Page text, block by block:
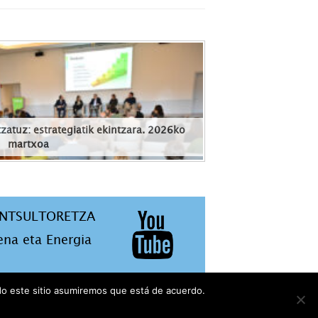
estrategiatik ekintzara. 2026ko
martxoa
eta Energia
este sitio asumiremos que está de acuerdo.